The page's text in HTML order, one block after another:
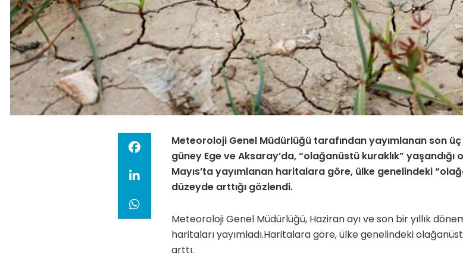
Meteoroloji Genel Müdürlüğü tarafından yayımlanan son
güney Ege ve Aksaray’da, “olağanüstü kuraklık”
Mayıs’ta yayımlanan haritalara göre, ülke genelindeki
düzeyde arttığı gözlendi.
Meteoroloji Genel Müdürlüğü, Haziran ayı ve son bir yıllık
haritaları yayımladı.Haritalara göre, ülke genelindeki
arttı.